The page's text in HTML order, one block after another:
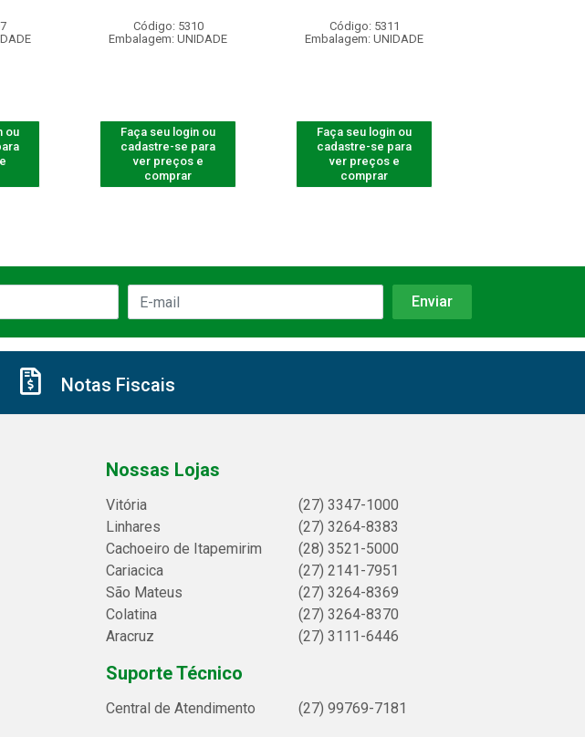
ou
Código: 5310
Embalagem: UNIDADE
Faça seu login ou
cadastre-se para
ver preços e
comprar
Código: 5311
Embalagem: UNIDADE
Faça seu login ou
cadastre-se para
ver preços e
comprar
Notas Fiscais
Nossas Lojas
Vitória
(27) 3347-1000
Linhares
(27) 3264-8383
Cachoeiro de Itapemirim
(28) 3521-5000
Cariacica
(27) 2141-7951
São Mateus
(27) 3264-8369
Colatina
(27) 3264-8370
Aracruz
(27) 3111-6446
Suporte Técnico
Central de Atendimento (27) 99769-7181